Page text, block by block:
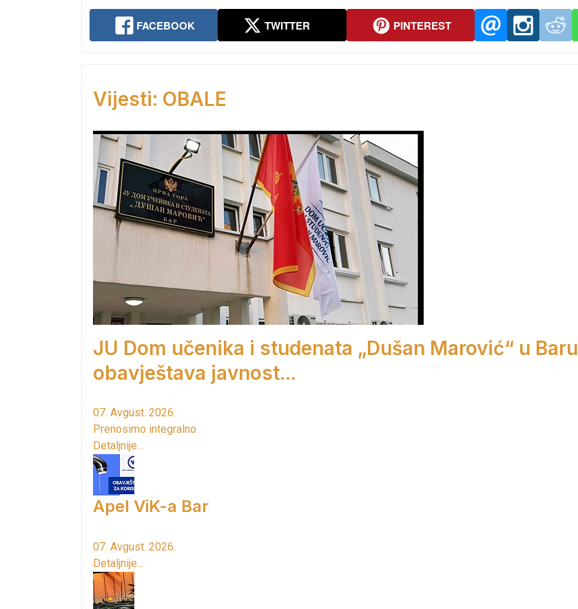
FACEBOOK TWITTER PINTEREST
Vijesti: OBALE
JU Dom učenika i studenata „Dušan Marović“ u Baru
obavještava javnost...
07. Avgust. 2026.
Prenosimo integralno.
Detaljnije...
Apel ViK-a Bar
07. Avgust. 2026.
Detaljnije...